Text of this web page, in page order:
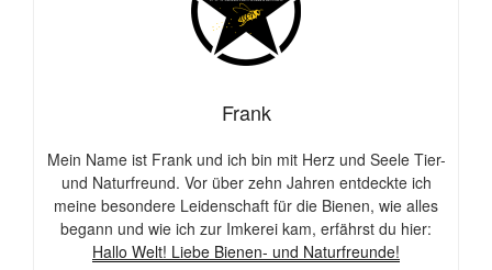
Frank
Mein Name ist Frank und ich bin mit Herz und Seele Tier-
und Naturfreund. Vor über zehn Jahren entdeckte ich
meine besondere Leidenschaft für die Bienen, wie alles
begann und wie ich zur Imkerei kam, erfährst du hier:
Hallo Welt! Liebe Bienen- und Naturfreunde!